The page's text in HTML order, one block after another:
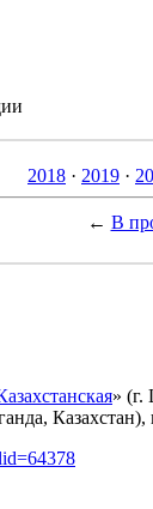
2018 · 2019 ·
← В
» (г.